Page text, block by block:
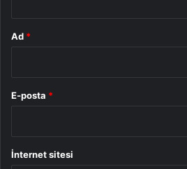
Ad *
E-posta *
İnternet sitesi